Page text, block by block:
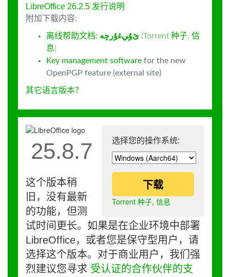
LibreOffice 26.2.5 发行说明
附加下载内容:
离线帮助文档: ﺉۇﻲﻏۇﺭچە (Torrent 种子, 信
息)
Key management software for the new
OpenPGP feature (external site)
其它语言版本？
选择您的操作系统:
下载
Torrent 种子, 信息
25.8.7
这个版本稍
旧，没有最新
的功能，但测
试时间更长。如果是在企业环境中部署
LibreOffice，或者您是保守型用户，请
选择这个版本。对于商业用户，我们强
烈建议您寻求 受认证的合作伙伴的支